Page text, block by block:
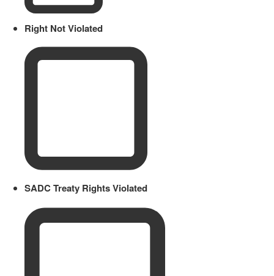
Right Not Violated
SADC Treaty Rights Violated